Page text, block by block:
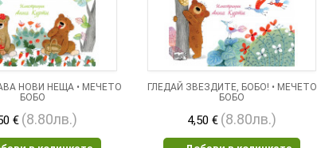
НОВИ НЕЩА • МЕЧЕТО
БОБО
€ (8.80лв.)
ГЛЕДАЙ ЗВЕЗДИТЕ, БОБО! • МЕЧЕТО
БОБО
4,50 € (8.80лв.)